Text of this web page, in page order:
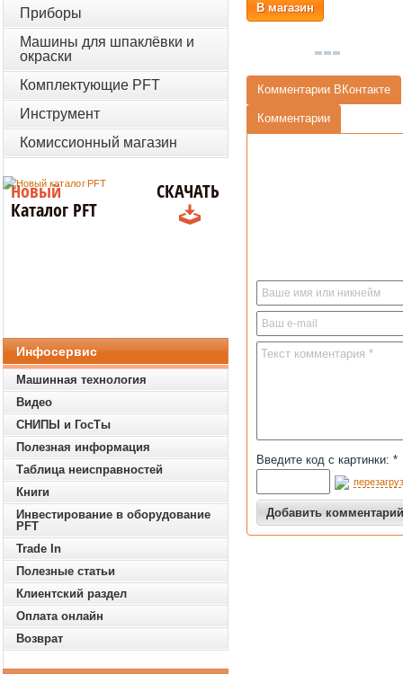
В магазин
Комментарии ВКонтакте
Комментарии
Введите код с картинки: *
Приборы
Машины для шпаклёвки и
окраски
Комплектующие PFT
Инструмент
Комиссионный магазин
Новый
Каталог PFT
СКАЧАТЬ
Инфосервис
Машинная технология
Видео
СНИПЫ и ГосТы
Полезная информация
Таблица неисправностей
Книги
Инвестирование в оборудование
PFT
Trade In
Полезные статьи
Клиентский раздел
Оплата онлайн
Возврат